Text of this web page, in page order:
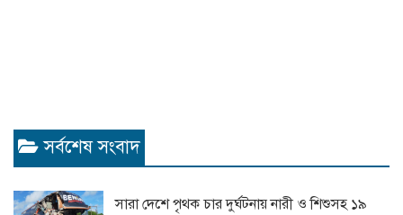
সর্বশেষ সংবাদ
সারা দেশে পৃথক চার দুর্ঘটনায় নারী ও শিশুসহ ১৯